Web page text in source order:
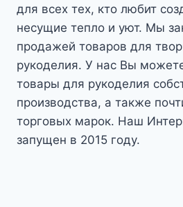
для всех тех, кто любит
несущие тепло и уют. Мы
продажей товаров для
рукоделия. У нас Вы
товары для рукоделия
производства, а также
торговых марок. Наш
запущен в 2015 году.